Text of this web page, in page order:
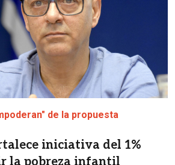
de la propuesta
iniciativa del 1%
la pobreza infantil